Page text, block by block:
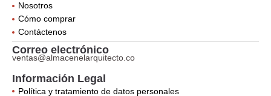
Nosotros
Cómo comprar
Contáctenos
Correo electrónico
ventas@almacenelarquitecto.co
Información Legal
Política y tratamiento de datos personales